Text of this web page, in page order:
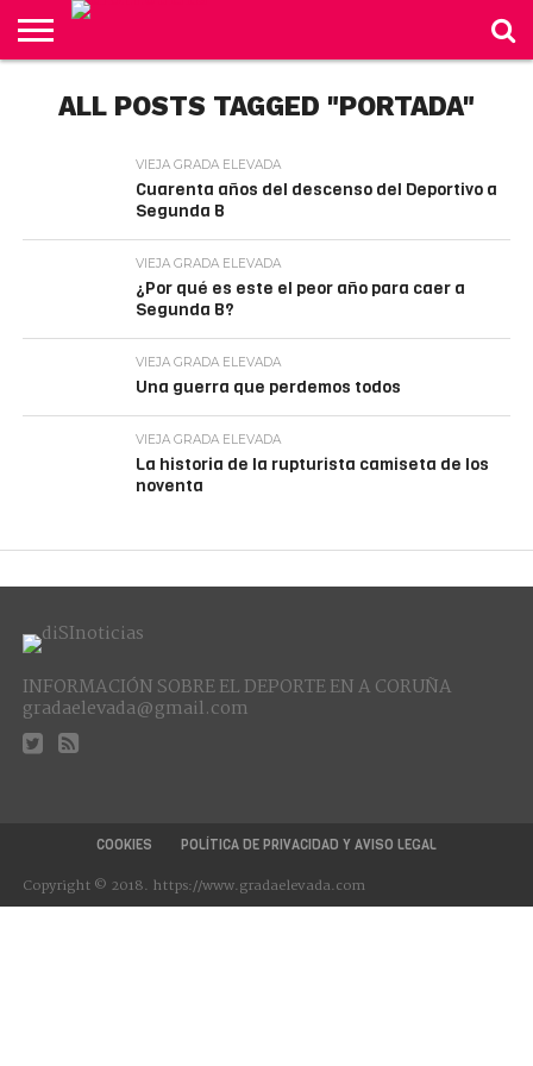
ACTUALIDAD
NEGOCIOS
VIDA
DISI
REVISTA
CORUÑA
BONITA
OPINIÓN
GRADA
ELEVADA
TODAS
LAS
LISTA DE
AUTORES
ALL POSTS TAGGED "PORTADA"
VIEJA GRADA ELEVADA
Cuarenta años del descenso del Deportivo a
Segunda B
VIEJA GRADA ELEVADA
¿Por qué es este el peor año para caer a
Segunda B?
VIEJA GRADA ELEVADA
Una guerra que perdemos todos
VIEJA GRADA ELEVADA
La historia de la rupturista camiseta de los
noventa
INFORMACIÓN SOBRE EL DEPORTE EN A CORUÑA
gradaelevada@gmail.com
COOKIES POLÍTICA DE PRIVACIDAD Y AVISO LEGAL
Copyright © 2018. https://www.gradaelevada.com